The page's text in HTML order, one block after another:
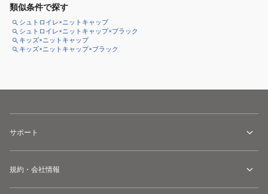
類似条件で探す
シュトロイレ×ニットキャップ
シュトロイレ×ニットキャップ×ブラック
キッズ×ニットキャップ
キッズ×ニットキャップ×ブラック
サポート
規約・会社情報